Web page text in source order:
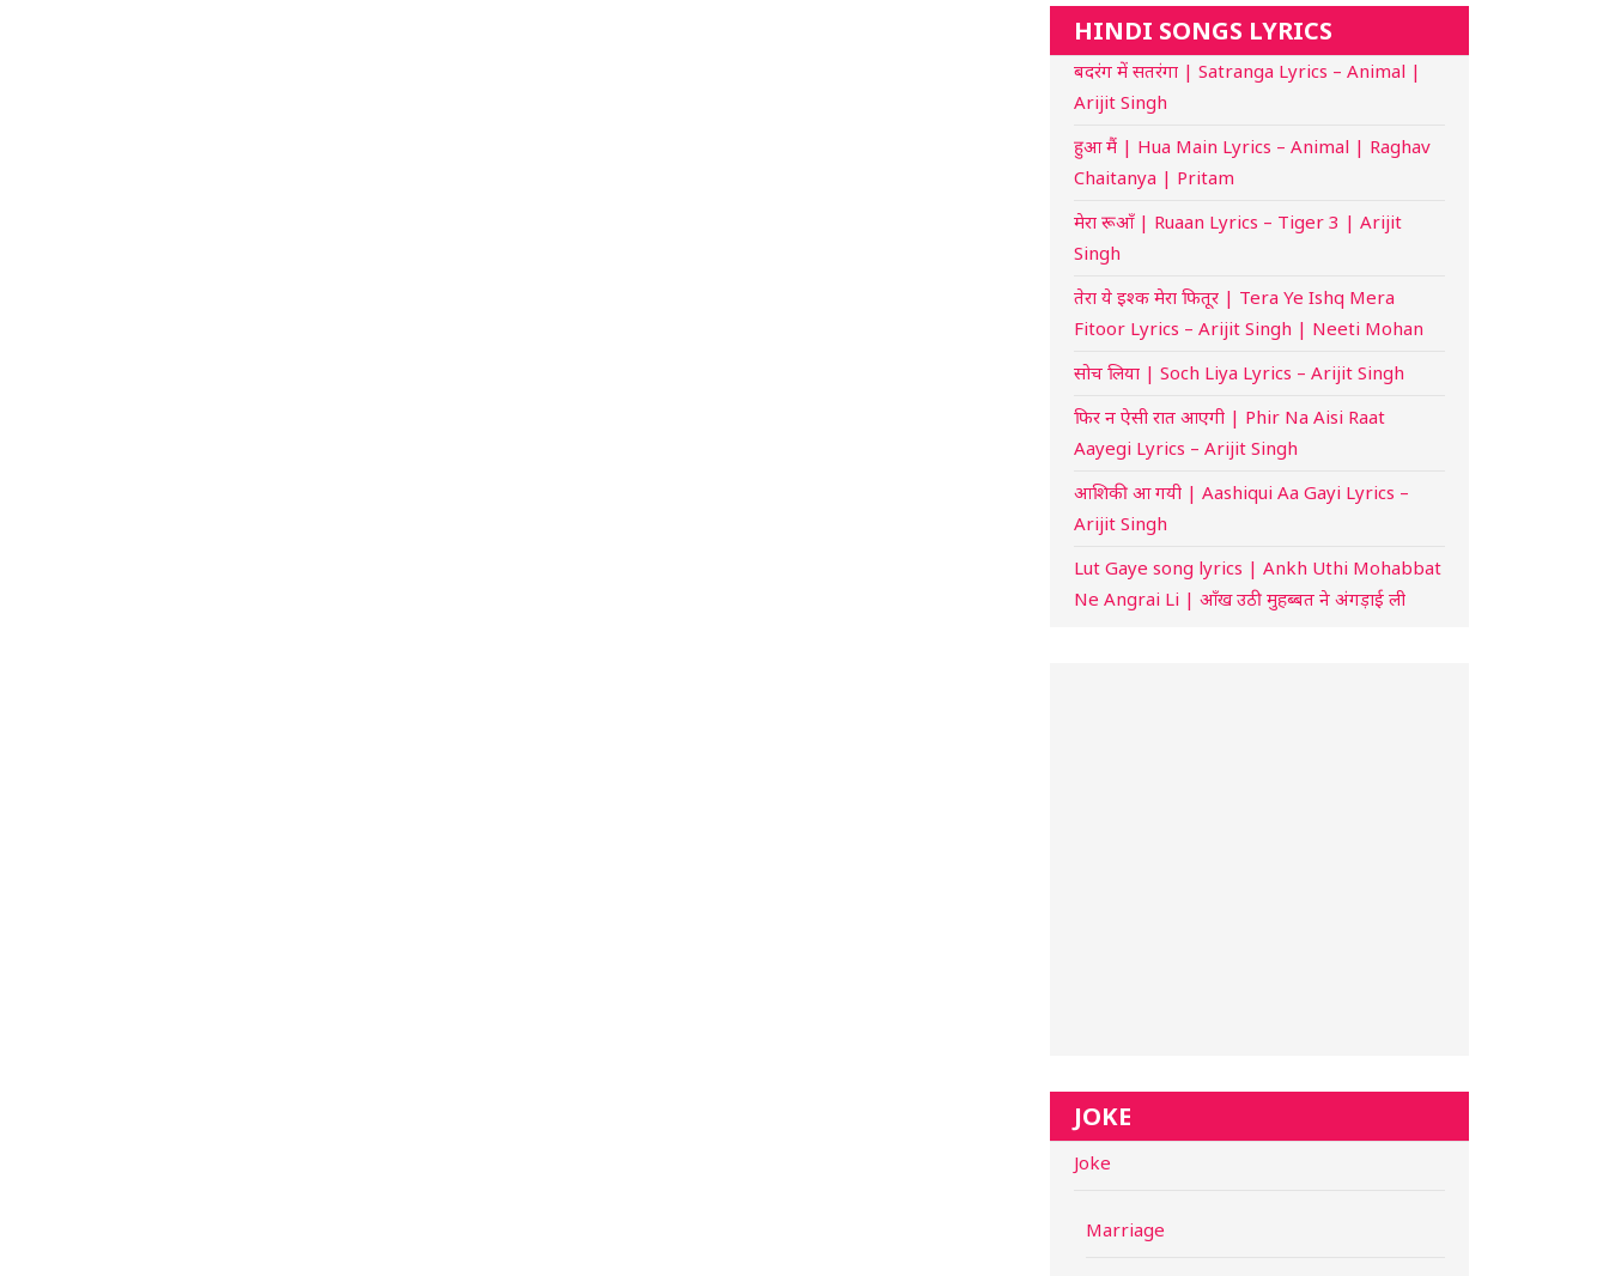
HINDI SONGS LYRICS
बदरंग में सतरंगा | Satranga Lyrics – Animal |
Arijit Singh
हुआ मैं | Hua Main Lyrics – Animal | Raghav
Chaitanya | Pritam
मेरा रूआँ | Ruaan Lyrics – Tiger 3 | Arijit
Singh
तेरा ये इश्क मेरा फितूर | Tera Ye Ishq Mera
Fitoor Lyrics – Arijit Singh | Neeti Mohan
सोच लिया | Soch Liya Lyrics – Arijit Singh
फिर न ऐसी रात आएगी | Phir Na Aisi Raat
Aayegi Lyrics – Arijit Singh
आशिकी आ गयी | Aashiqui Aa Gayi Lyrics –
Arijit Singh
Lut Gaye song lyrics | Ankh Uthi Mohabbat
Ne Angrai Li | आँख उठी मुहब्बत ने अंगड़ाई ली
JOKE
Joke
Marriage